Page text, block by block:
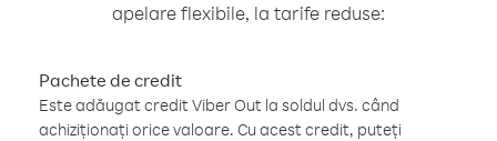
apelare flexibile, la tarife reduse:
Pachete de credit
Este adăugat credit Viber Out la soldul dvs. când
achiziționați orice valoare. Cu acest credit, puteți